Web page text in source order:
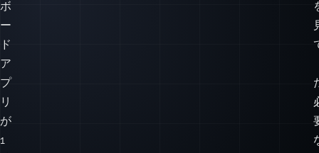
ら、
ダ
ッ
シ
ュ
ボ
ー
ド